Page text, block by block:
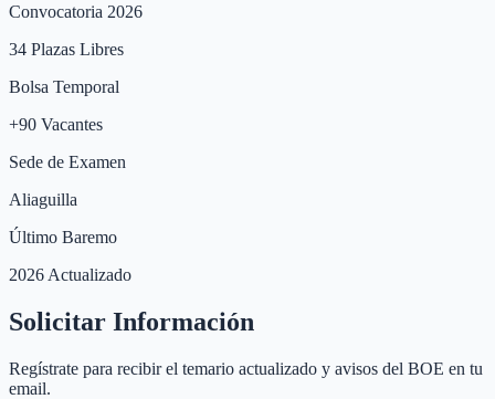
Convocatoria 2026
34 Plazas Libres
Bolsa Temporal
+90 Vacantes
Sede de Examen
Aliaguilla
Último Baremo
2026 Actualizado
Solicitar Información
Regístrate para recibir el temario actualizado y avisos del BOE en tu
email.